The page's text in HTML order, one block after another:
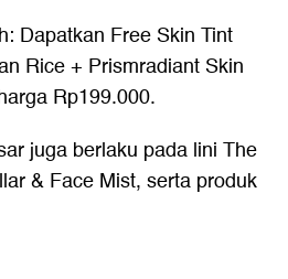
Dapatkan Free Skin Tint
Rice + Prismradiant Skin
Rp199.000.
juga berlaku pada lini The
& Face Mist, serta produk